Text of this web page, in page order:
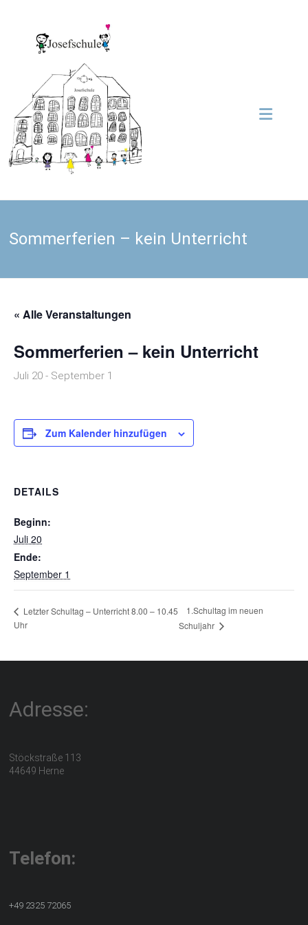
springenGrundschule
Josefschule
Josefschule
Sommerferien – kein Unterricht
« Alle Veranstaltungen
Sommerferien – kein Unterricht
Juli 20 - September 1
Zum Kalender hinzufügen
DETAILS
Beginn:
Juli 20
Ende:
September 1
Letzter Schultag – Unterricht 8.00 – 10.45
Uhr
1.Schultag im neuen
Schuljahr
Adresse:
Stöckstraße 113
44649 Herne
Telefon:
+49 2325 72065